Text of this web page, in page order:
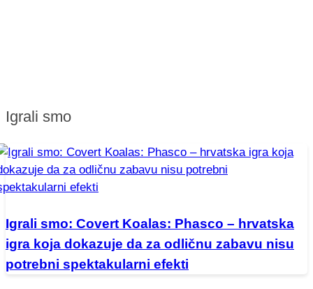
Igrali smo
Igrali smo: Covert Koalas: Phasco – hrvatska
igra koja dokazuje da za odličnu zabavu nisu
potrebni spektakularni efekti